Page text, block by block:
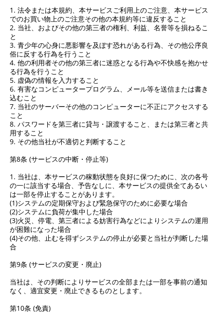
1. 法令または本規約、本サービスご利用上のご注意、本サービス
でのお買い物上のご注意その他の本規約等に違反すること
2. 当社、およびその他の第三者の権利、利益、名誉等を損ねるこ
と
3. 青少年の心身に悪影響を及ぼす恐れがある行為、その他公序良
俗に反する行為を行うこと
4. 他の利用者その他の第三者に迷惑となる行為や不快感を抱かせ
る行為を行うこと
5. 虚偽の情報を入力すること
6. 有害なコンピュータープログラム、メール等を送信または書き
込むこと
7. 当社のサーバーその他のコンピューターに不正にアクセスする
こと
8. パスワードを第三者に貸与・譲渡すること、または第三者と共
用すること
9. その他当社が不適切と判断すること
第8条 (サービスの中断・停止等)
1. 当社は、本サービスの稼動状態を良好に保つために、次の各号
の一に該当する場合、予告なしに、本サービスの提供全てあるい
は一部を停止することがあります。
(1)システムの定期保守および緊急保守のために必要な場合
(2)システムに負荷が集中した場合
(3)火災、停電、第三者による妨害行為などによりシステムの運用
が困難になった場合
(4)その他、止むを得ずシステムの停止が必要と当社が判断した場
合
第9条 (サービスの変更・廃止)
当社は、その判断によりサービスの全部または一部を事前の通知
なく、適宜変更・廃止できるものとします。
第10条 (免責)